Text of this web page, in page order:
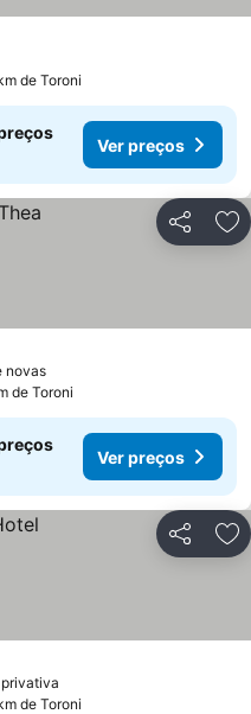
de Toroni
Ver preços
Partilhar
novas
de Toroni
Ver preços
Partilhar
de Toroni